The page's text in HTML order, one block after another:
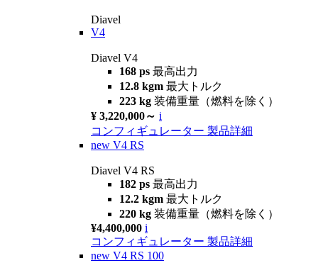
Diavel
V4
Diavel V4
168 ps 最高出力
12.8 kgm 最大トルク
223 kg 装備重量（燃料を除く）
¥ 3,220,000～ i
コンフィギュレーター 製品詳細
new V4 RS
Diavel V4 RS
182 ps 最高出力
12.2 kgm 最大トルク
220 kg 装備重量（燃料を除く）
¥4,400,000 i
コンフィギュレーター 製品詳細
new V4 RS 100